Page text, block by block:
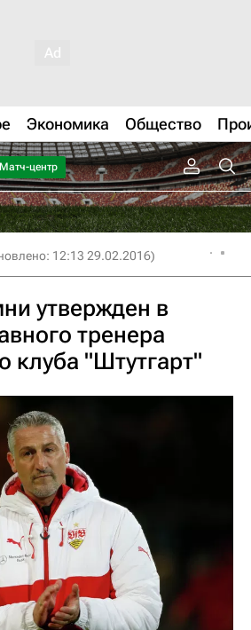
Экономика Общество
Матч-центр
12:13 29.02.2016)
утвержден в
тренера
клуба "Штутгарт"